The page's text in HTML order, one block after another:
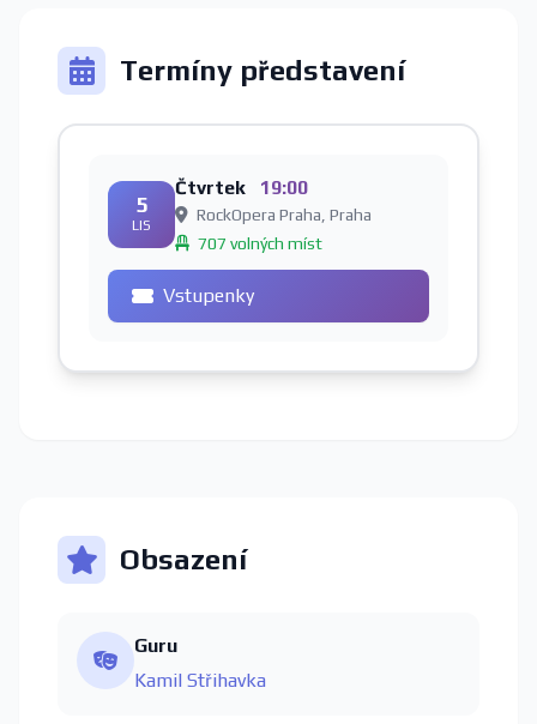
Termíny představení
5
LIS
Čtvrtek 19:00
RockOpera Praha, Praha
707 volných míst
Vstupenky
Obsazení
Guru
Kamil Střihavka